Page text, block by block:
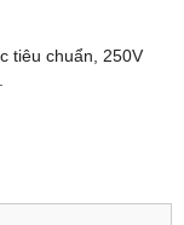
tiêu chuẩn, 250V